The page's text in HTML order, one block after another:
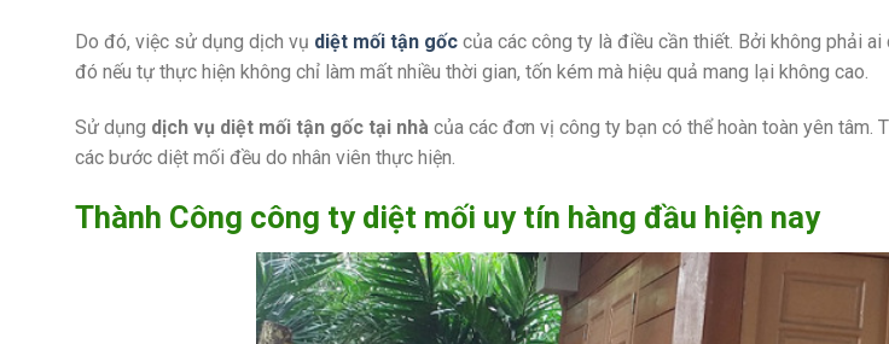
Do đó, việc sử dụng dịch vụ diệt mối tận gốc của các công ty là điều cần thiết. Bởi không phải
đó nếu tự thực hiện không chỉ làm mất nhiều thời gian, tốn kém mà hiệu quả mang lại không cao.
Sử dụng dịch vụ diệt mối tận gốc tại nhà của các đơn vị công ty bạn có thể hoàn toàn yên tâm.
các bước diệt mối đều do nhân viên thực hiện.
Thành Công công ty diệt mối uy tín hàng đầu hiện nay